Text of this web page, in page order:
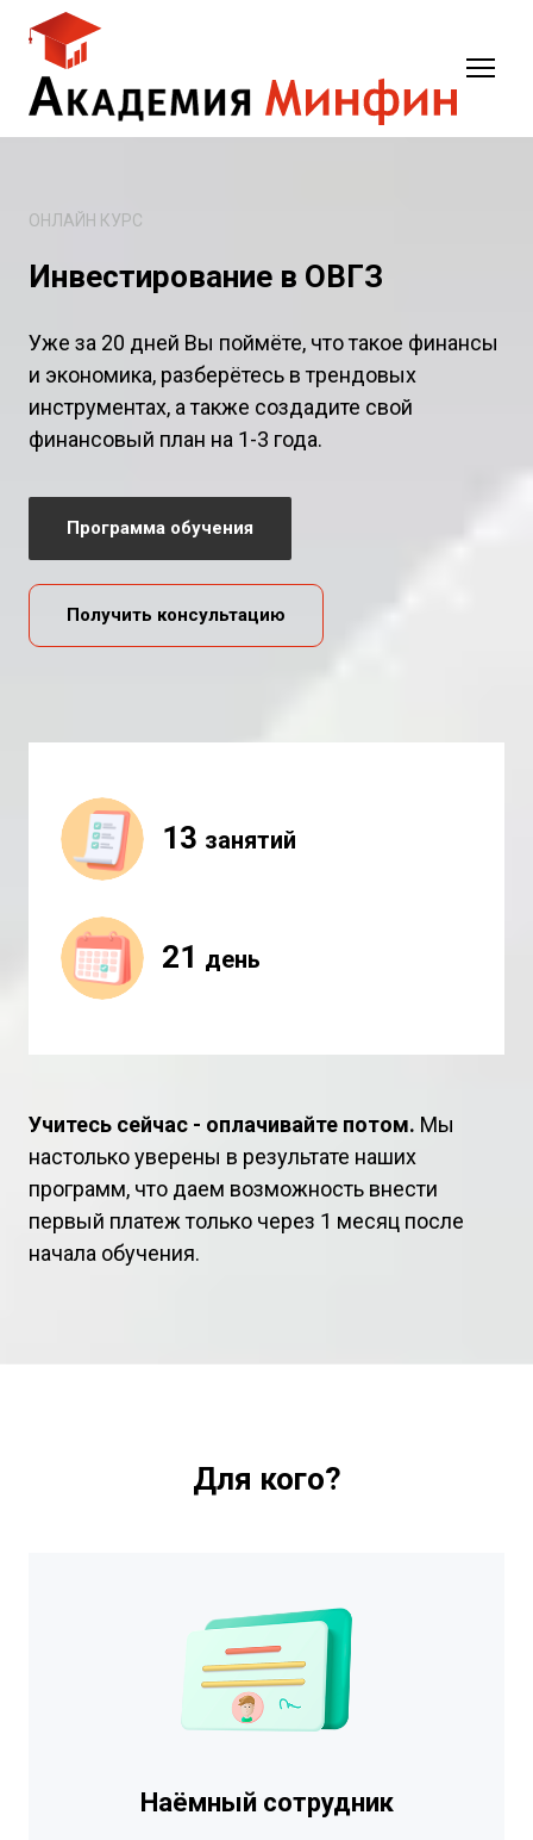
ОНЛАЙН КУРС
Инвестирование в ОВГЗ
Уже за 20 дней Вы поймёте, что такое финансы
и экономика, разберётесь в трендовых
инструментах, а также создадите свой
финансовый план на 1-3 года.
Программа обучения
Получить консультацию
13 занятий
21 день
Учитесь сейчас - оплачивайте потом. Мы
настолько уверены в результате наших
программ, что даем возможность внести
первый платеж только через 1 месяц после
начала обучения.
Для кого?
Наёмный сотрудник